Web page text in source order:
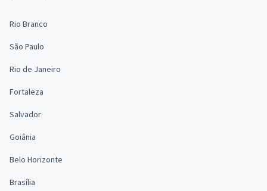
Rio Branco
São Paulo
Rio de Janeiro
Fortaleza
Salvador
Goiânia
Belo Horizonte
Brasília